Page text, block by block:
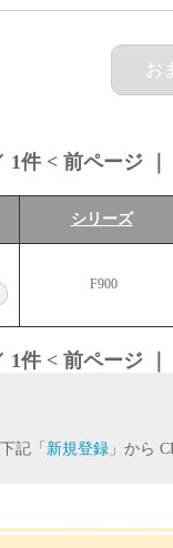
お
1件 < 前ページ
シリーズ
F900
1件 < 前ページ
記「 新規登録 」から